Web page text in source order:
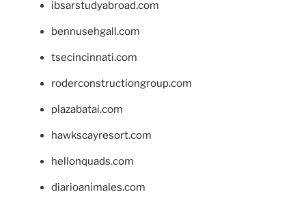
ibsarstudyabroad.com
bennusehgall.com
tsecincinnati.com
roderconstructiongroup.com
plazabatai.com
hawkscayresort.com
hellonquads.com
diarioanimales.com